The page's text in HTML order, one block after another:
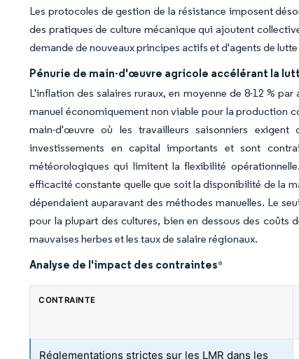
Les protocoles de gestion de la résistance imposent
des pratiques de culture mécanique qui ajoutent
demande de nouveaux principes actifs et d'agents de
Pénurie de main-d'œuvre agricole accélérant la
L'inflation des salaires ruraux, en moyenne de 8-12 %
manuel économiquement non viable pour la production
main-d'œuvre où les travailleurs saisonniers exigent
investissements en capital importants et sont
météorologiques qui limitent la flexibilité
efficacité constante quelle que soit la disponibilité de la
dépendaient auparavant des méthodes manuelles. Le
pour la plupart des cultures, bien en dessous des coûts
mauvaises herbes et les taux de salaire régionaux.
Analyse de l'impact des contraintes*
CONTRAINTE
Réglementations strictes sur les LMR dans les